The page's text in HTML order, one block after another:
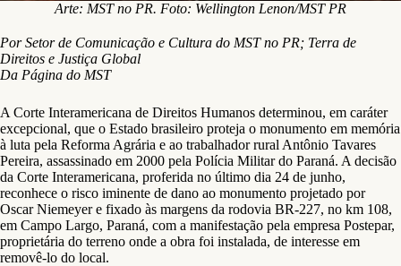
Arte: MST no PR. Foto: Wellington Lenon/MST PR
Por Setor de Comunicação e Cultura do MST no PR; Terra de
Direitos e Justiça Global
Da Página do MST
A Corte Interamericana de Direitos Humanos determinou, em caráter
excepcional, que o Estado brasileiro proteja o monumento em memória
à luta pela Reforma Agrária e ao trabalhador rural Antônio Tavares
Pereira, assassinado em 2000 pela Polícia Militar do Paraná. A decisão
da Corte Interamericana, proferida no último dia 24 de junho,
reconhece o risco iminente de dano ao monumento projetado por
Oscar Niemeyer e fixado às margens da rodovia BR-227, no km 108,
em Campo Largo, Paraná, com a manifestação pela empresa Postepar,
proprietária do terreno onde a obra foi instalada, de interesse em
removê-lo do local.